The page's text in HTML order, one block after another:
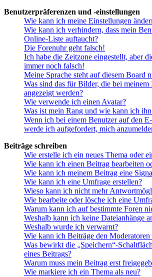
Benutzerpräferenzen und -einstellungen
Wie kann ich meine Einstellungen
Wie kann ich verhindern, dass mein
Online-Liste auftaucht?
Die Forenuhr geht falsch!
Ich habe die Zeitzone eingestellt, aber
immer noch falsch!
Meine Sprache steht auf diesem Board
Was sind das für Bilder, die bei meinem
angezeigt werden?
Wie verwende ich einen Avatar?
Was ist mein Rang und wie kann ich
Wenn ich bei einem Benutzer auf den
werde ich aufgefordert, mich
Beiträge schreiben
Wie erstelle ich ein neues Thema oder
Wie kann ich einen Beitrag bearbeiten
Wie kann ich meinem Beitrag eine
Wie kann ich eine Umfrage erstellen?
Wieso kann ich nicht mehr
Wie bearbeite oder lösche ich eine
Warum kann ich auf bestimmte Foren
Weshalb kann ich keine Dateianhänge
Weshalb wurde ich verwarnt?
Wie kann ich Beiträge den Moderatoren
Was bewirkt die „Speichern“-
eines Beitrags?
Warum muss mein Beitrag erst
Wie markiere ich ein Thema als neu?